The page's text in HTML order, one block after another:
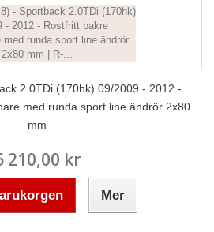
2.0TDi (170hk) 09/2009 - 2012 -
med runda sport line ändrör 2x80
mm
210,00 kr
Mer